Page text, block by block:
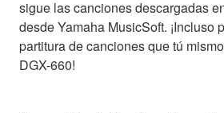
sigue las canciones descargadas
desde Yamaha MusicSoft. ¡Incluso
partitura de canciones que tú
DGX-660!